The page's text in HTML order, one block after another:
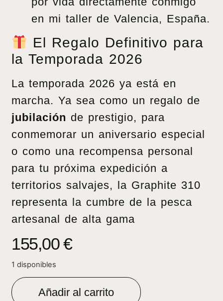
en mi taller de Valencia, España.
El Regalo Definitivo para
la Temporada 2026
La temporada 2026 ya está en
marcha. Ya sea como un regalo de
jubilación de prestigio, para
conmemorar un aniversario especial
o como una recompensa personal
para tu próxima expedición a
territorios salvajes, la Graphite 310
representa la cumbre de la pesca
artesanal de alta gama
155,00€
1 disponibles
Añadir al carrito